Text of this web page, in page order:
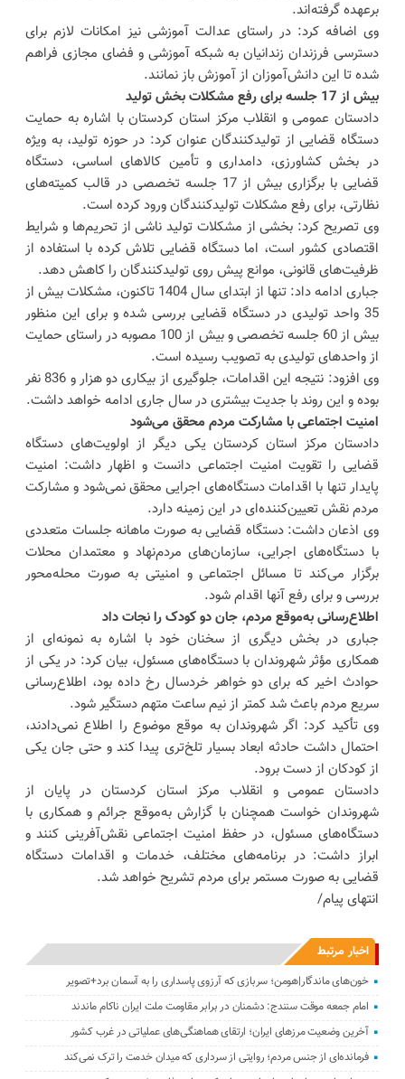
برعهده گرفته‌اند.
وی اضافه کرد: در راستای عدالت آموزشی نیز امکانات لازم برای
دسترسی فرزندان زندانیان به شبکه آموزشی و فضای مجازی فراهم
شده تا این دانش‌آموزان از آموزش باز نمانند.
بیش از 17 جلسه برای رفع مشکلات بخش تولید
دادستان عمومی و انقلاب مرکز استان کردستان با اشاره به حمایت
دستگاه قضایی از تولیدکنندگان عنوان کرد: در حوزه تولید، به ویژه
در بخش کشاورزی، دامداری و تأمین کالاهای اساسی، دستگاه
قضایی با برگزاری بیش از 17 جلسه تخصصی در قالب کمیته‌های
نظارتی، برای رفع مشکلات تولیدکنندگان ورود کرده است.
وی تصریح کرد: بخشی از مشکلات تولید ناشی از تحریم‌ها و شرایط
اقتصادی کشور است، اما دستگاه قضایی تلاش کرده با استفاده از
ظرفیت‌های قانونی، موانع پیش روی تولیدکنندگان را کاهش دهد.
جباری ادامه داد: تنها از ابتدای سال 1404 تاکنون، مشکلات بیش از
35 واحد تولیدی در دستگاه قضایی بررسی شده و برای این منظور
بیش از 60 جلسه تخصصی و بیش از 100 مصوبه در راستای حمایت
از واحدهای تولیدی به تصویب رسیده است.
وی افزود: نتیجه این اقدامات، جلوگیری از بیکاری دو هزار و 836 نفر
بوده و این روند با جدیت بیشتری در سال جاری ادامه خواهد داشت.
امنیت اجتماعی با مشارکت مردم محقق می‌شود
دادستان مرکز استان کردستان یکی دیگر از اولویت‌های دستگاه
قضایی را تقویت امنیت اجتماعی دانست و اظهار داشت: امنیت
پایدار تنها با اقدامات دستگاه‌های اجرایی محقق نمی‌شود و مشارکت
مردم نقش تعیین‌کننده‌ای در این زمینه دارد.
وی اذعان داشت: دستگاه قضایی به صورت ماهانه جلسات متعددی
با دستگاه‌های اجرایی، سازمان‌های مردم‌نهاد و معتمدان محلات
برگزار می‌کند تا مسائل اجتماعی و امنیتی به صورت محله‌محور
بررسی و برای رفع آنها اقدام شود.
اطلاع‌رسانی به‌موقع مردم، جان دو کودک را نجات داد
جباری در بخش دیگری از سخنان خود با اشاره به نمونه‌ای از
همکاری مؤثر شهروندان با دستگاه‌های مسئول، بیان کرد: در یکی از
حوادث اخیر که برای دو خواهر خردسال رخ داده بود، اطلاع‌رسانی
سریع مردم باعث شد کمتر از نیم ساعت متهم دستگیر شود.
وی تأکید کرد: اگر شهروندان به موقع موضوع را اطلاع نمی‌دادند،
احتمال داشت حادثه ابعاد بسیار تلخ‌تری پیدا کند و حتی جان یکی
از کودکان از دست برود.
دادستان عمومی و انقلاب مرکز استان کردستان در پایان از
شهروندان خواست همچنان با گزارش به‌موقع جرائم و همکاری با
دستگاه‌های مسئول، در حفظ امنیت اجتماعی نقش‌آفرینی کنند و
ابراز داشت: در برنامه‌های مختلف، خدمات و اقدامات دستگاه
قضایی به صورت مستمر برای مردم تشریح خواهد شد.
انتهای پیام/
اخبار مرتبط
خون‌های ماندگار|هومن؛ سربازی که آرزوی پاسداری را به آسمان برد+تصویر
امام جمعه موقت سنندج: دشمنان در برابر مقاومت ملت ایران ناکام ماندند
آخرین وضعیت مرزهای ایران؛ ارتقای هماهنگی‌های عملیاتی در غرب کشور
فرمانده‌ای از جنس مردم؛ روایتی از سرداری که میدان خدمت را ترک نمی‌کند